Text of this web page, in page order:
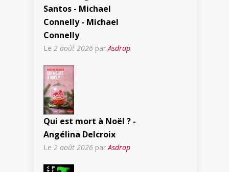
Santos - Michael
Connelly - Michael
Connelly
Le 2 août 2026 parAsdrap
Qui est mort à Noël ? -
Angélina Delcroix
Le 2 août 2026 parAsdrap